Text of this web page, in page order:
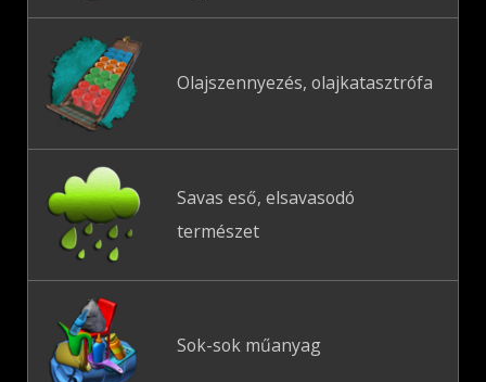
Olajszennyezés, olajkatasztrófa
Savas eső, elsavasodó
természet
Sok-sok műanyag